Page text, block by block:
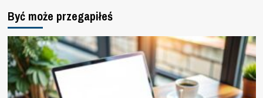
Być może przegapiłeś